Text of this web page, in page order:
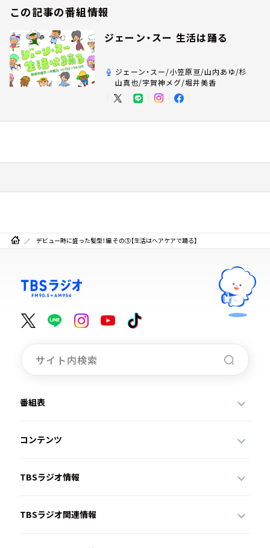
この記事の番組情報
ジェーン・スー 生活は踊る
ジェーン・スー/小笠原亘/山内あゆ/杉
山真也/宇賀神メグ/堀井美香
デビュー時に盛った髪型！編 その⑤【生活はヘアケアで踊る】
番組表
コンテンツ
TBSラジオ情報
TBSラジオ関連情報